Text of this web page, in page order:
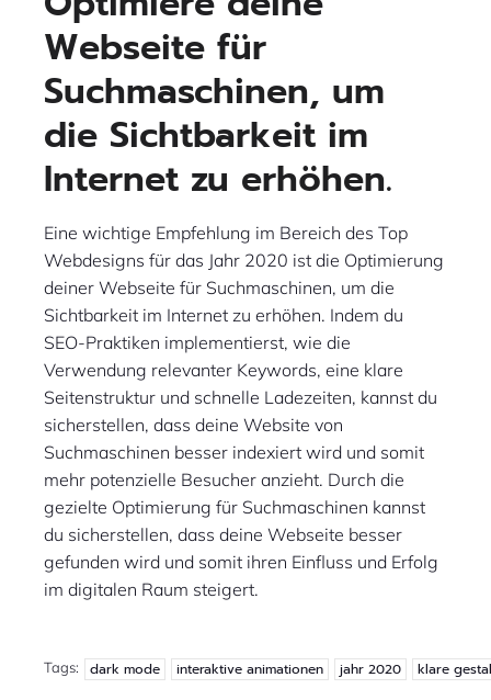
Webseite für
Suchmaschinen, um
die Sichtbarkeit im
Internet zu erhöhen.
Eine wichtige Empfehlung im Bereich des Top
Webdesigns für das Jahr 2020 ist die Optimierung
deiner Webseite für Suchmaschinen, um die
Sichtbarkeit im Internet zu erhöhen. Indem du
SEO-Praktiken implementierst, wie die
Verwendung relevanter Keywords, eine klare
Seitenstruktur und schnelle Ladezeiten, kannst du
sicherstellen, dass deine Website von
Suchmaschinen besser indexiert wird und somit
mehr potenzielle Besucher anzieht. Durch die
gezielte Optimierung für Suchmaschinen kannst
du sicherstellen, dass deine Webseite besser
gefunden wird und somit ihren Einfluss und Erfolg
im digitalen Raum steigert.
Tags: dark mode interaktive animationen jahr 2020 klare